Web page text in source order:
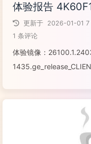
体验报告
新版问题
更新于 2026-01-01 7
1 条评论
体验镜像：